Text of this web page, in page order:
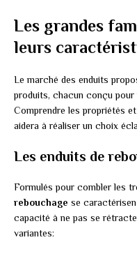
Les grandes
leurs
Le marché des enduits
produits, chacun conçu pour
Comprendre les propriétés
aidera à réaliser un choix
Les enduits de
Formulés pour combler les
rebouchage se
capacité à ne pas se
variantes: